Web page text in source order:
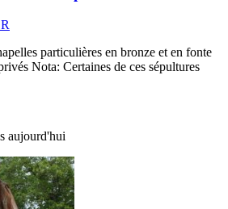
particulières en bronze et en fonte
Nota: Certaines de ces sépultures
aujourd'hui